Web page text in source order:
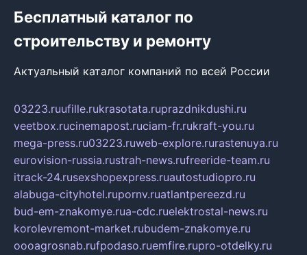
Бесплатный каталог по
строительству и ремонту
Актуальный каталог компаний по всей России
03223.ruufille.rukrasotata.ruprazdnikdushi.ru
veetbox.rucinemapost.ruciam-fr.rukraft-you.ru
mega-press.ru03223.ruweb-explore.rurastenuya.ru
eurovision-russia.rustrah-news.rufreeride-team.ru
itrack-24.rusexshopexpress.ruautostudiopro.ru
alabuga-cityhotel.rupornv.ruatlantpereezd.ru
bud-em-znakomye.rua-cdc.ruelektrostal-news.ru
korolevremont-market.rubudem-znakomye.ru
oooagrosnab.rufpodaso.ruemfire.rupro-otdelky.ru